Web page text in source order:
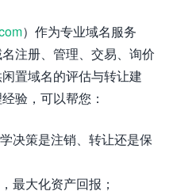
）作为专业域名服务
注册、管理、交易、询价
置域名的评估与转让建
验，可以帮您：
决策是注销、转让还是保
最大化资产回报；